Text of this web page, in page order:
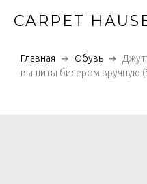
CARPET
Главная Обувь
вышиты бисером вручную